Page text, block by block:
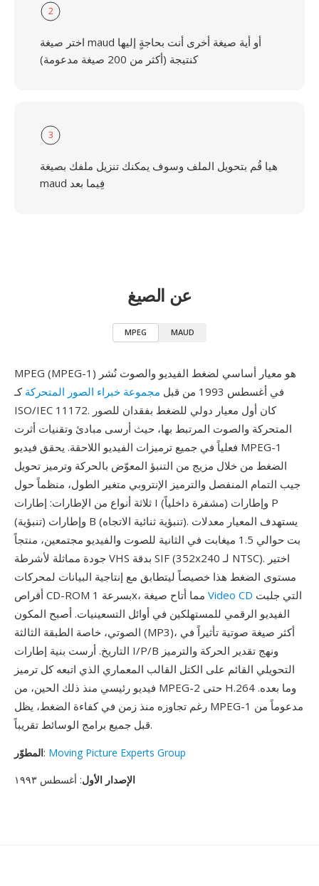
2
اختر صيغة maud أو أية صيغة أخرى أنت بحاجةٍ إليها
كنتيجة (أكثر من 200 صيغة مدعومة)
3
هيا قُم بتحويل الملف وسوف يمكنك تنزيل ملفك بصيغة
maud فِيما بعد
عن الصيغ
MPEG MAUD
MPEG (MPEG-1) هو معيار أساسي لضغط الفيديو والصوت نُشر
في أغسطس 1993 من قبل
مجموعة خبراء الصور المتحركة كـ
ISO/IEC 11172. كان أول معيار دولي للضغط بفقدان للصور
المتحركة والصوت المرتبط بها، حيث أرسى مبادئ وتقنيات أثرت
فعلياً في جميع ترميزات الفيديو اللاحقة. يحقق فيديو MPEG-1
الضغط من خلال مزيج من التنبؤ المعوّض بالحركة وترميز تحويل
جيب التمام المنفصل والترميز الإنتروبي متغير الطول، منظماً حول
ثلاثة أنواع من الإطارات: إطارات I (مشفرة داخلياً) وإطارات P
(تنبؤية) وإطارات B (تنبؤية ثنائية الاتجاه). يستهدف المعيار معدلات
بت حوالي 1.5 ميغابت في الثانية للصوت والفيديو مجتمعين، منتجاً
جودة مماثلة لأشرطة VHS بدقة SIF (352x240 لـ NTSC). اختير
مستوى الضغط هذا خصيصاً ليتطابق مع إنتاجية البيانات لمحركات
Video CD
الفيديو الرقمي للمستهلكين في أوائل التسعينيات. أصبح المكون
الصوتي، خاصة الطبقة الثالثة (MP3)، أكثر صيغة صوتية تأثيراً في
التاريخ. أرست بنية إطارات I/P/B ونهج تقدير الحركة والترميز
التحويلي القائم على الكتل القالب المعماري الذي اتبعه كل ترميز
فيديو رئيسي منذ ذلك الحين، من MPEG-2 حتى H.264 وما بعده.
رغم تجاوزه منذ زمن في كفاءة الضغط، يظل MPEG-1 مدعوماً من
قبل جميع برامج الوسائط تقريباً.
المطوّر: Moving Picture Experts Group
الإصدار الأول: أغسطس ١٩٩٣